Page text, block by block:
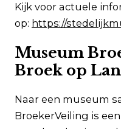
Kijk voor actuele
op: https://
Museum
Broek op
Naar een museum
BroekerVeiling is